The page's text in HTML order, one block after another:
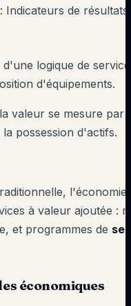
: Indicateurs de
logique de
d'équipements.
valeur se mesure par
possession d'actifs.
l'économie
à valeur ajoutée :
et programmes de
économiques